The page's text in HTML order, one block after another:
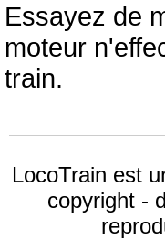
Essayez de
moteur
train.
LocoTrain est
copyright-